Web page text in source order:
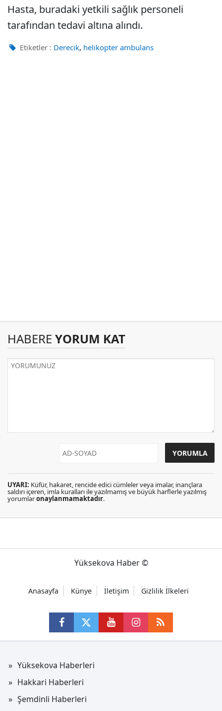
Hasta, buradaki yetkili sağlık personeli
tarafından tedavi altına alındı.
Etiketler : Derecik, helikopter ambulans
HABERE YORUM KAT
UYARI: Küfür, hakaret, rencide edici cümleler veya imalar, inançlara
saldırı içeren, imla kuralları ile yazılmamış ve büyük harflerle yazılmış
yorumlaronaylanmamaktadır.
Yüksekova Haber ©
Anasayfa Künye İletişim Gizlilik İlkeleri
Yüksekova Haberleri
Hakkari Haberleri
Şemdinli Haberleri